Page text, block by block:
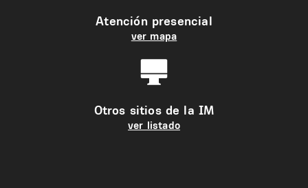
Atención presencial
ver mapa
Otros sitios de la IM
ver listado